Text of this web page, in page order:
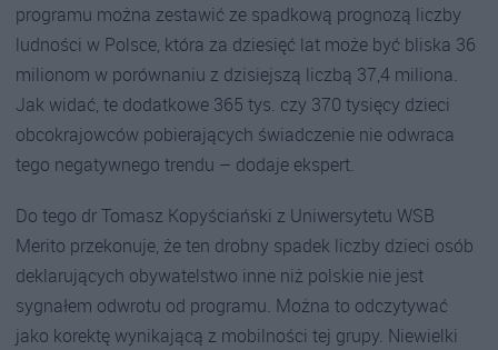
programu można zestawić ze spadkową prognozą liczby
ludności w Polsce, która za dziesięć lat może być bliska 36
milionom w porównaniu z dzisiejszą liczbą 37,4 miliona.
Jak widać, te dodatkowe 365 tys. czy 370 tysięcy dzieci
obcokrajowców pobierających świadczenie nie odwraca
tego negatywnego trendu – dodaje ekspert.
Do tego dr Tomasz Kopyściański z Uniwersytetu WSB
Merito przekonuje, że ten drobny spadek liczby dzieci osób
deklarujących obywatelstwo inne niż polskie nie jest
sygnałem odwrotu od programu. Można to odczytywać
jako korektę wynikającą z mobilności tej grupy. Niewielki